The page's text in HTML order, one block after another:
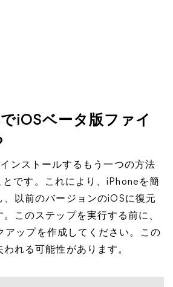
iOSベータ版ファイ
ンストールするもう一つの方法
とです。これにより、iPhoneを簡
、以前のバージョンのiOSに復元
このステップを実行する前に、
アップを作成してください。この
れる可能性があります。